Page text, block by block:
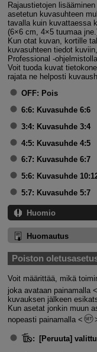
Rajaustietojen
asetetun kuvasuhteen
tavalla kuin kuvattaessa
(6×6 cm, 4×5 tuumaa
Kun otat kuvan, kortille
kuvasuhteen tiedot
Professional
Voit tuoda kuvat
rajata ne helposti
OFF: Pois
6:6: Kuvasuhde 6:6
3:4: Kuvasuhde 3:4
4:5: Kuvasuhde 4:5
6:7: Kuvasuhde 6:7
5:6: Kuvasuhde
5:7: Kuvasuhde 5:7
Huomio
Huomautus
Poiston
Voit määrittää, mikä
joka avataan painamalla
kuvauksen jälkeen
Kun asetat jonkin muun
nopeasti painamalla
: [Peruuta] valittu